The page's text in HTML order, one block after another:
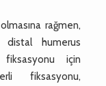
rağmen,
distal humerus
fiksasyonu için
fiksasyonu,